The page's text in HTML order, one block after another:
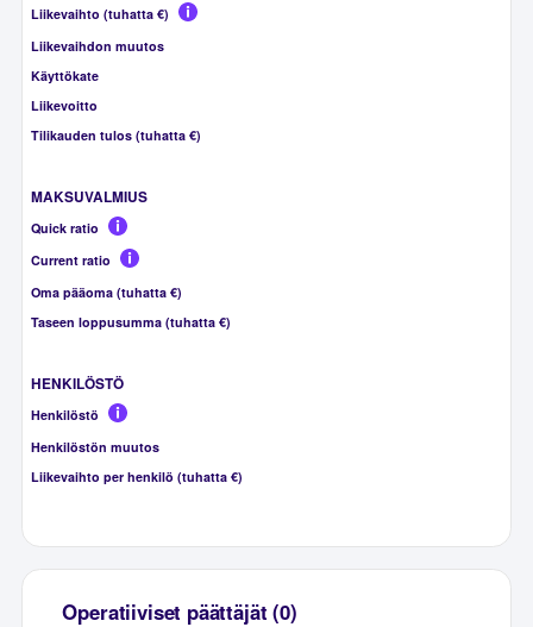
Liikevaihto (tuhatta €)
Liikevaihdon muutos
Käyttökate
Liikevoitto
Tilikauden tulos (tuhatta €)
MAKSUVALMIUS
Quick ratio
Current ratio
Oma pääoma (tuhatta €)
Taseen loppusumma (tuhatta €)
HENKILÖSTÖ
Henkilöstö
Henkilöstön muutos
Liikevaihto per henkilö (tuhatta €)
Operatiiviset päättäjät (0)